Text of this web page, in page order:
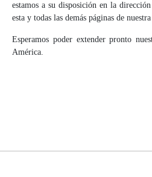
estamos a su disposición en la
esta y todas las demás páginas de
Esperamos poder extender pronto
América.